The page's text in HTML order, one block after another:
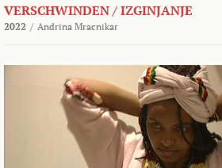
VERSCHWINDEN / IZGINJANJE
2022 / Andrina Mracnikar